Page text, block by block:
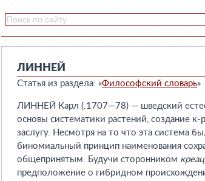
ЛИННЕЙ
Статья из раздела: «Философский словарь»
ЛИННЕЙ Карл (.1707—78) — шведский
основы систематики растений, создание к-
заслугу. Несмотря на то что эта система
биномиальный принцип наименования
общепринятым. Будучи сторонником
предположение о гибридном